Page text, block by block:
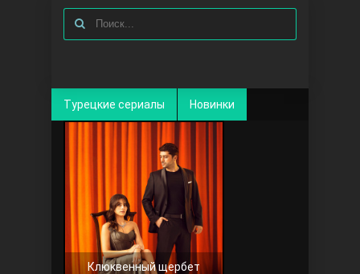
Турецкие сериалы Новинки
Клюквенный щербет